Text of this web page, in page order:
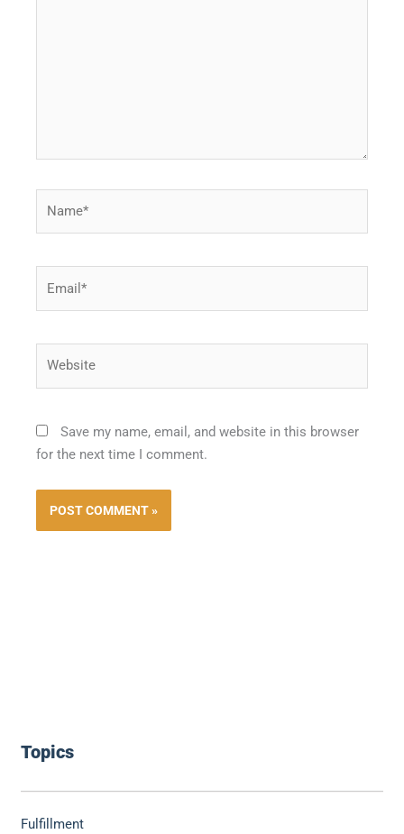
Topics
Fulfillment
Save my name, email, and website in this browser
for the next time I comment.